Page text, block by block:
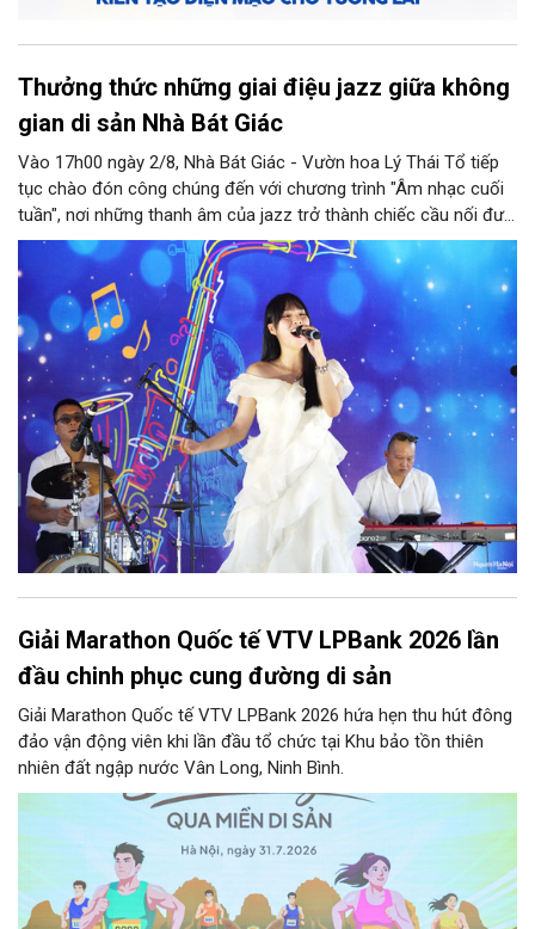
Thưởng thức những giai điệu jazz giữa không
gian di sản Nhà Bát Giác
Vào 17h00 ngày 2/8, Nhà Bát Giác - Vườn hoa Lý Thái Tổ tiếp
tục chào đón công chúng đến với chương trình "Âm nhạc cuối
tuần", nơi những thanh âm của jazz trở thành chiếc cầu nối đưa
nhiều nền văn hóa gặp gỡ trong không gian di sản giữa lòng Thủ
đô. Từ những tác phẩm kinh điển của thế giới đến những giai
điệu Việt Nam đậm chất tự sự, chương trình mở ra một hành
trình thưởng thức âm nhạc đa tầng cảm xúc, góp phần bồi đắp
diện mạo văn hóa của Hà Nội - Thành phố sáng tạo.
Giải Marathon Quốc tế VTV LPBank 2026 lần
đầu chinh phục cung đường di sản
Giải Marathon Quốc tế VTV LPBank 2026 hứa hẹn thu hút đông
đảo vận động viên khi lần đầu tổ chức tại Khu bảo tồn thiên
nhiên đất ngập nước Vân Long, Ninh Bình.